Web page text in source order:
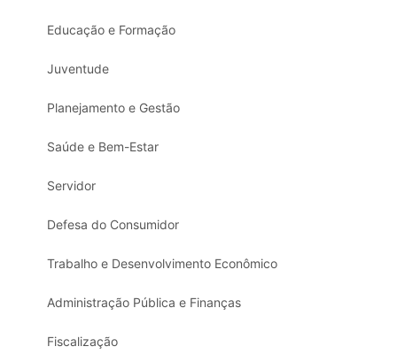
Educação e Formação
Juventude
Planejamento e Gestão
Saúde e Bem-Estar
Servidor
Defesa do Consumidor
Trabalho e Desenvolvimento Econômico
Administração Pública e Finanças
Fiscalização